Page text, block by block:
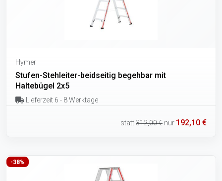
Hymer
Stufen-Stehleiter-beidseitig begehbar mit
Haltebügel 2x5
Lieferzeit 6 - 8 Werktage
statt312,00 € nur 192,10 €
-38%